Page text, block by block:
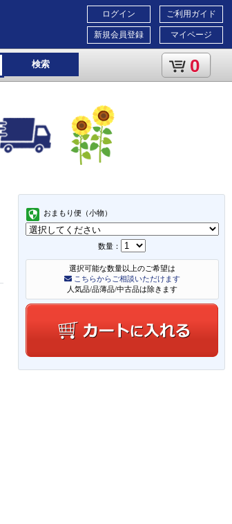
ご利用ガイド
マイページ
ログイン
新規会員登録
検索 0
おまもり便（小物）
数量：
選択可能な数量以上のご希望は
こちらからご相談いただけます
人気品/品薄品/中古品は除きます